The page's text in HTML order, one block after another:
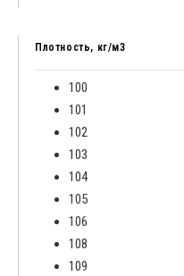
Плотность, кг/м3
100
101
102
103
104
105
106
108
109